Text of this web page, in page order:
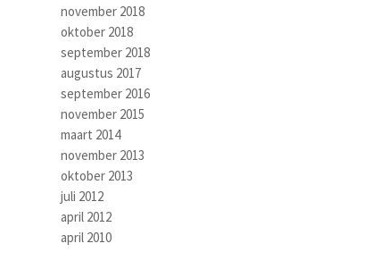
november 2018
oktober 2018
september 2018
augustus 2017
september 2016
november 2015
maart 2014
november 2013
oktober 2013
juli 2012
april 2012
april 2010